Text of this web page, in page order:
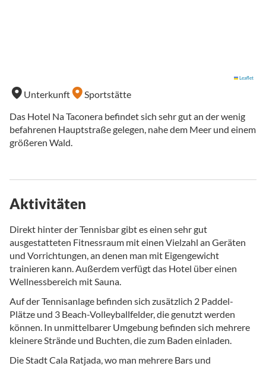
Leaflet
Unterkunft
Sportstätte
Das Hotel Na Taconera befindet sich sehr gut an der wenig
befahrenen Hauptstraße gelegen, nahe dem Meer und einem
größeren Wald.
Aktivitäten
Direkt hinter der Tennisbar gibt es einen sehr gut
ausgestatteten Fitnessraum mit einen Vielzahl an Geräten
und Vorrichtungen, an denen man mit Eigengewicht
trainieren kann. Außerdem verfügt das Hotel über einen
Wellnessbereich mit Sauna.
Auf der Tennisanlage befinden sich zusätzlich 2 Paddel-
Plätze und 3 Beach-Volleyballfelder, die genutzt werden
können. In unmittelbarer Umgebung befinden sich mehrere
kleinere Strände und Buchten, die zum Baden einladen.
Die Stadt Cala Ratjada, wo man mehrere Bars und